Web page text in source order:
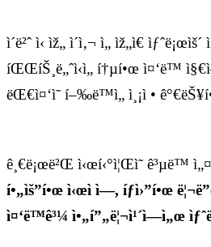
ì´ë²ˆ ì‹ ìž„ ì´ì‚¬ ì„ ìž„ì€
íŒŒíŠ¸ë„ˆì‹­ì„ í†µí•œ ì¤‘ë™
ëŒ€ì¤‘ì˜ í–‰ë™ì„ ì¸¡ì •
ê¸€ë¡œë²Œ ì‹œí‹°ì¦Œì˜ ê³µë™
í•„ìš”í•œ ì‹œì ì—, íƒì›”í•œ
ì¤‘ë™ê³¼ ì•„í”„ë¦¬ì¹´ì—ì„œ